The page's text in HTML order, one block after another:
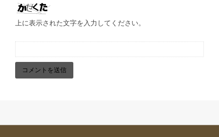
上に表示された文字を入力してください。